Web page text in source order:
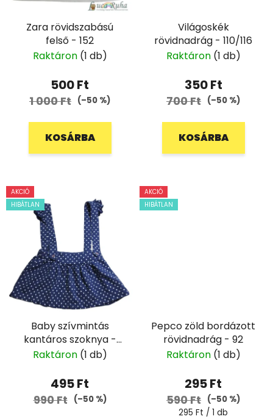
Zara rövidszabású
felső - 152
Raktáron (1 db)
500 Ft
1 000 Ft (–50 %)
KOSÁRBA
Világoskék
rövidnadrág - 110/116
Raktáron (1 db)
350 Ft
700 Ft (–50 %)
KOSÁRBA
AKCIÓ
HIBÁTLAN
Baby szívmintás
kantáros szoknya -
86
Raktáron (1 db)
495 Ft
990 Ft (–50 %)
AKCIÓ
HIBÁTLAN
Pepco zöld bordázott
rövidnadrág - 92
Raktáron (1 db)
295 Ft
590 Ft (–50 %)
Egységár:
295 Ft / 1 db